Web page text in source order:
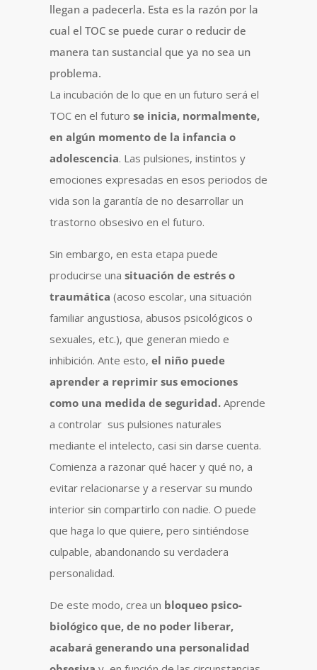
llegan a padecerla. Esta es la razón por la
cual el TOC se puede curar o reducir de
manera tan sustancial que ya no sea un
problema.
La incubación de lo que en un futuro será el
TOC en el futuro se inicia, normalmente,
en algún momento de la infancia o
adolescencia. Las pulsiones, instintos y
emociones expresadas en esos periodos de
vida son la garantía de no desarrollar un
trastorno obsesivo en el futuro.
Sin embargo, en esta etapa puede
producirse una situación de estrés o
traumática (acoso escolar, una situación
familiar angustiosa, abusos psicológicos o
sexuales, etc.), que generan miedo e
inhibición. Ante esto, el niño puede
aprender a reprimir sus emociones
como una medida de seguridad. Aprende
a controlar sus pulsiones naturales
mediante el intelecto, casi sin darse cuenta.
Comienza a razonar qué hacer y qué no, a
evitar relacionarse y a reservar su mundo
interior sin compartirlo con nadie. O puede
que haga lo que quiere, pero sintiéndose
culpable, abandonando su verdadera
personalidad.
De este modo, crea un bloqueo psico-
biológico que, de no poder liberar,
acabará generando una personalidad